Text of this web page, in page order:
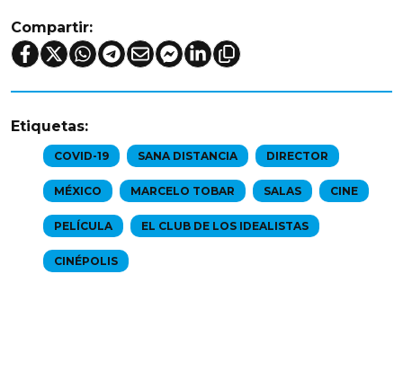
Compartir:
Etiquetas:
COVID-19 SANA DISTANCIA DIRECTOR
MÉXICO MARCELO TOBAR SALAS CINE
PELÍCULA EL CLUB DE LOS IDEALISTAS
CINÉPOLIS